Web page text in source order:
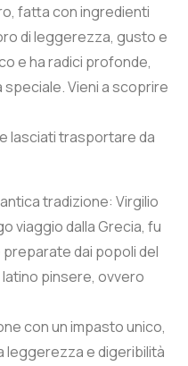
fatta con ingredienti
di leggerezza, gusto e
e ha radici profonde,
Vieni a scoprire
lasciati trasportare da
tradizione: Virgilio
viaggio dalla Grecia, fu
dai popoli del
latino pinsere, ovvero
con un impasto unico,
leggerezza e digeribilità